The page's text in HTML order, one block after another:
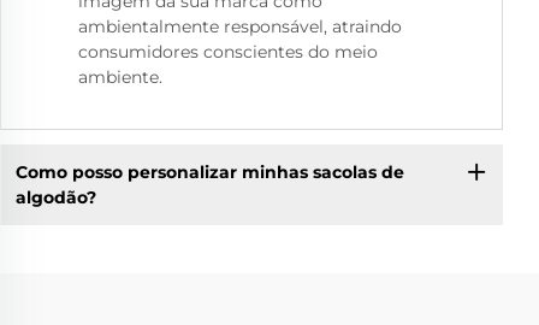
ambientalmente responsável, atraindo
consumidores conscientes do meio
ambiente.
Como posso personalizar minhas sacolas de
algodão?